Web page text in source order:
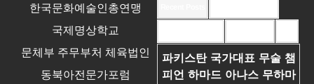
한국문화예술인총연맹
국제명상학교
문체부 주무부처 체육법인
동북아전문가포럼
파키스탄 국가대표 무술 챔
피언 하마드 아나스 무하마